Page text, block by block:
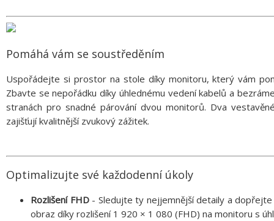
Pomáhá vám se soustředěním
Uspořádejte si prostor na stole díky monitoru, který vám
Zbavte se nepořádku díky úhlednému vedení kabelů a
stranách pro snadné párování dvou monitorů. Dva
zajišťují kvalitnější zvukový zážitek.
Optimalizujte své každodenní úkoly
Rozlišení FHD- Sledujte ty nejjemnější detaily a
obraz díky rozlišení 1 920 × 1 080 (FHD) na monitoru s